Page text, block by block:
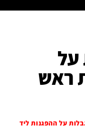
על
ראש
על ההפגנות ליד